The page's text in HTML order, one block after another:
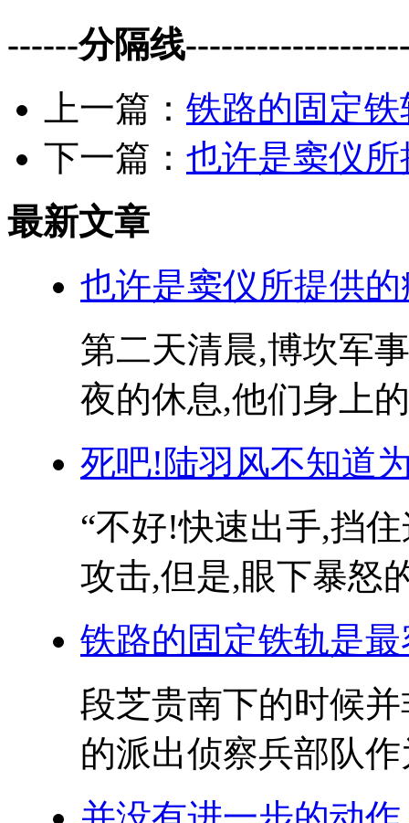
------分隔线
上一篇： 铁路的固定
下一篇： 也许是窦仪
最新文章
也许是窦仪所提供
第二天清晨,博坎军
夜的休息,他们身上
死吧!陆羽风不知道
“不好!快速出手,挡
攻击,但是,眼下暴怒
铁路的固定铁轨是
段芝贵南下的时候
的派出侦察兵部队